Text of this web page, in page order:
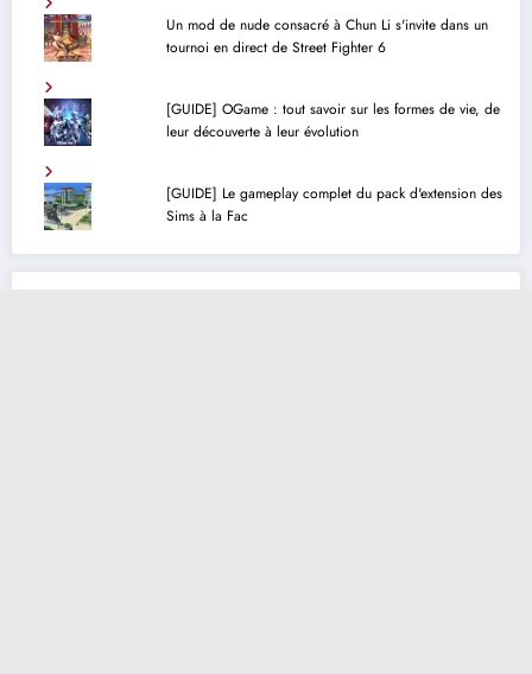
Un mod de nude consacré à Chun Li s'invite dans un
tournoi en direct de Street Fighter 6
[GUIDE] OGame : tout savoir sur les formes de vie, de
leur découverte à leur évolution
[GUIDE] Le gameplay complet du pack d'extension des
Sims à la Fac